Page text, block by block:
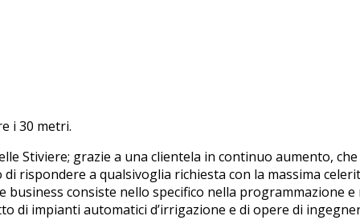
i 30 metri.
Stiviere; grazie a una clientela in continuo aumento,
rispondere a qualsivoglia richiesta con la massima
consiste nello specifico nella programmazione e
di impianti automatici d’irrigazione e di opere di